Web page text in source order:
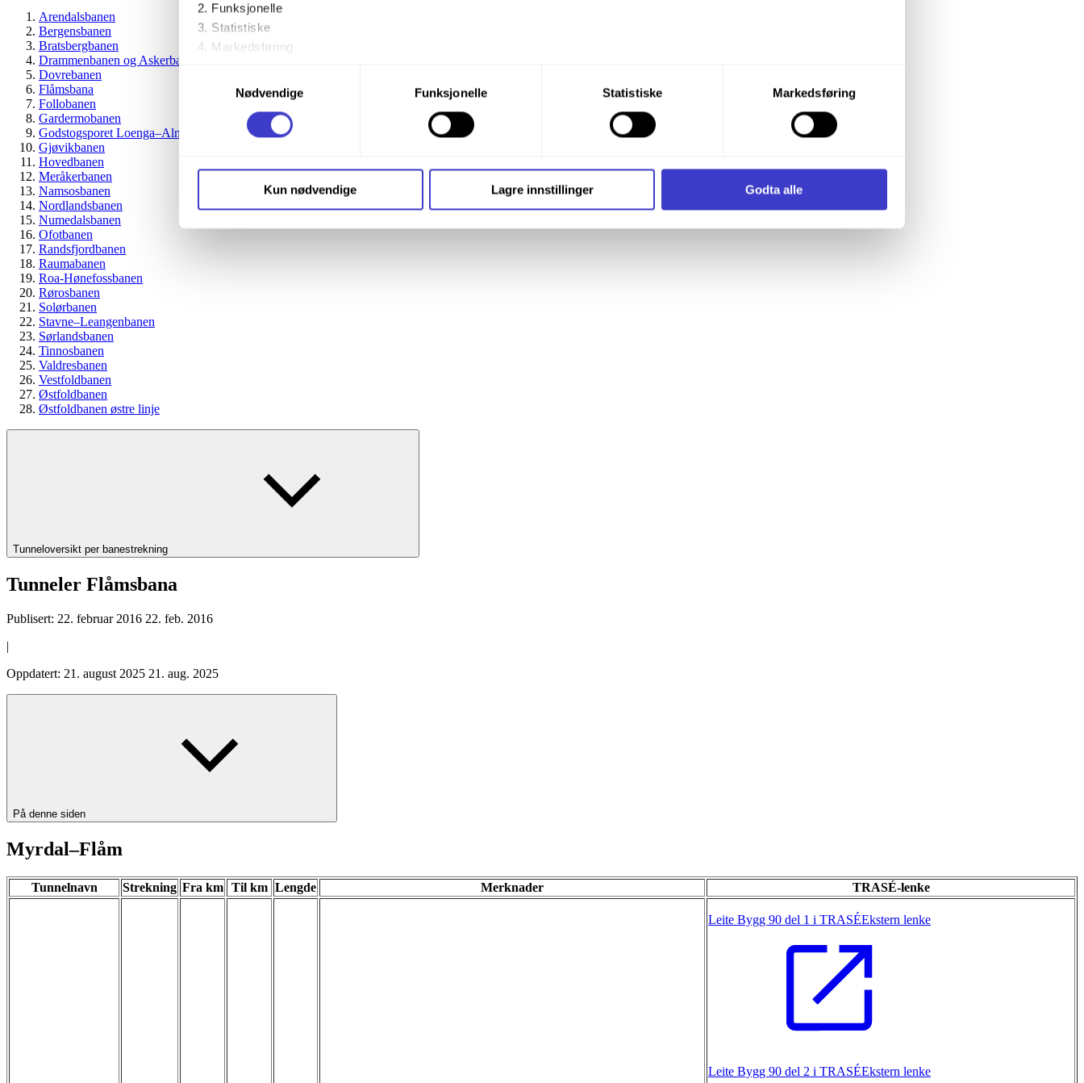
Funksjonelle
Statistiske
Markedsføring
Ved å trykke «Godta alle» gir du din tillatelse til alle disse formålene. Du kan også velge formålet du vil samtykke til ved å
trykke på avmerkingsboksen under formålet, og deretter trykke «Lagre innstillingene».
Du kan lese mer om hvordan vi bruker informasjonskapsler og annen teknologi, og hvordan vi samler inn og behandler
personopplysninger på vår side
Informasjonskapsler (Cookies)
Nødvendige
Funksjonelle Statistiske Markedsføring
Kun nødvendige Lagre innstillinger Godta alle
Arendalsbanen
Bergensbanen
Bratsbergbanen
Drammenbanen og Askerbanen
Dovrebanen
Flåmsbana
Follobanen
Gardermobanen
Godstogsporet Loenga–Alnabru
Gjøvikbanen
Hovedbanen
Meråkerbanen
Namsosbanen
Nordlandsbanen
Numedalsbanen
Ofotbanen
Randsfjordbanen
Raumabanen
Roa-Hønefossbanen
Rørosbanen
Solørbanen
Stavne–Leangenbanen
Sørlandsbanen
Tinnosbanen
Valdresbanen
Vestfoldbanen
Østfoldbanen
Østfoldbanen østre linje
Tunneloversikt per banestrekning
Tunneler Flåmsbana
Publisert: 22. februar 2016 22. feb. 2016
|
Oppdatert: 21. august 2025 21. aug. 2025
På denne siden
Myrdal–Flåm
Tunnelnavn Strekning Fra km Til km Lengde Merknader TRASÉ-lenke
Leite Bygg 90 del 1 i TRASÉEkstern lenke
Leite Bygg 90 del 2 i TRASÉEkstern lenke